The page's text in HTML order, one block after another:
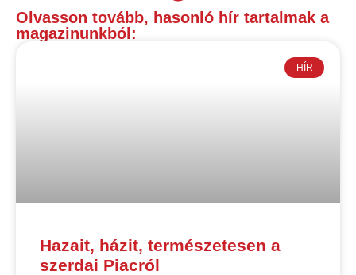
Olvasson tovább, hasonló hír tartalmak a
magazinunkból:
HÍR
Hazait, házit, természetesen a
szerdai Piacról